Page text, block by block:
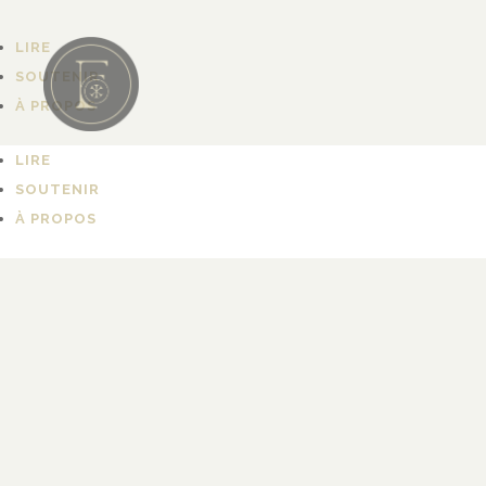
LIRE
SOUTENIR
À PROPOS
LIRE
SOUTENIR
À PROPOS